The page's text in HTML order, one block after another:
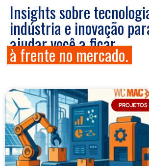
Insights sobre
indústria e inovação
ajudar você a ficar
à frente no mercado.
PROJETOS